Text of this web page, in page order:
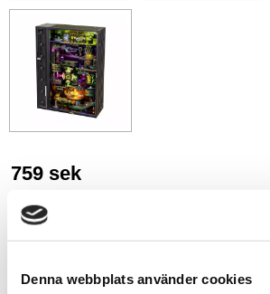
Denna webbplats använder cookies
759 sek
-
Lägg till i